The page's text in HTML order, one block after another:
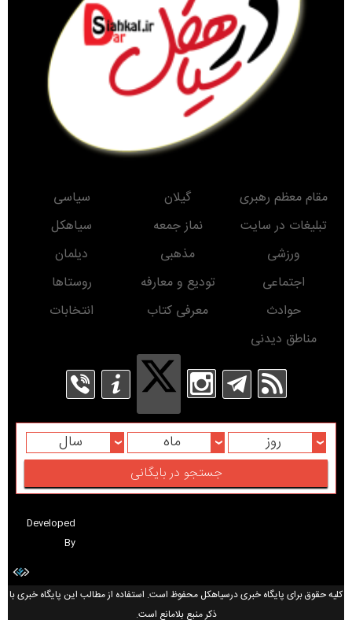
مقام معظم رهبری گیلان
سیاسی
تبلیغات در سایت
نماز جمعه
سیاهکل
ورزشی
مذهبی
دیلمان
اجتماعی
تودیع و معارفه
روستاها
حوادث
معرفی کتاب
انتخابات
مناطق دیدنی
روز ماه سال
Developed
By
کلیه حقوق برای پایگاه خبری درسیاهکل محفوظ است. استفاده از مطالب این پایگاه خبری با
ذکر منبع بلامانع است.